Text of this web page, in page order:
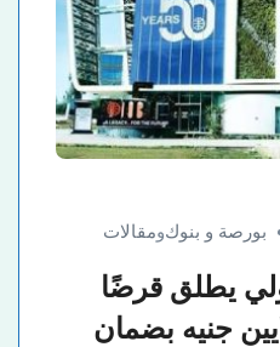
بورصة و بنوكومقالات
يطلق قرضًا
حتى 5 ملايين جنيه بضمان